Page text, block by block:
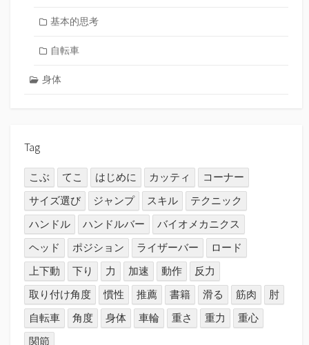
基本的思考
自転車
身体
Tag
こぶ てこ はじめに カッティ
コーナー
サイズ選び
ジャンプ スキル
テクニック
ハンドル
ハンドルバー
バイオメカニクス
ヘッド
ポジション ライザーバー
ロード
上下動
下り 力 加速 動作
反力
取り付け角度
慣性 推薦 書籍 滑る 筋肉
肘
自転車
角度 身体 車輪 重さ 重力
重心
関節